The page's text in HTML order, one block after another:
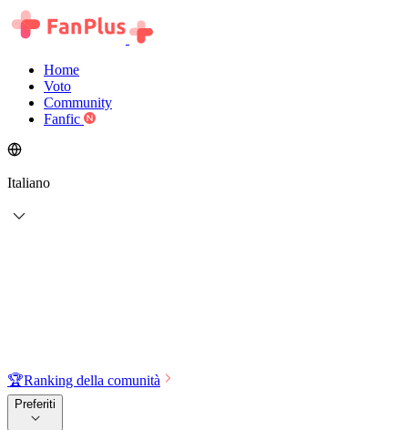
Home
Voto
Community
Fanfic
Italiano
🏆Ranking della comunità
Preferiti